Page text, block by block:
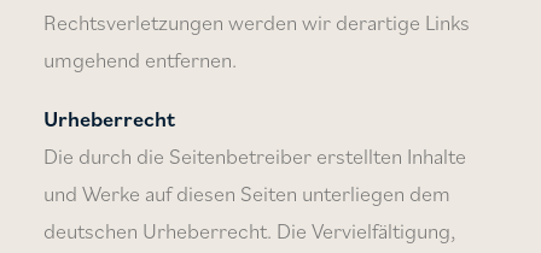
Rechtsverletzungen werden wir derartige Links
umgehend entfernen.
Urheberrecht
Die durch die Seitenbetreiber erstellten Inhalte
und Werke auf diesen Seiten unterliegen dem
deutschen Urheberrecht. Die Vervielfältigung,